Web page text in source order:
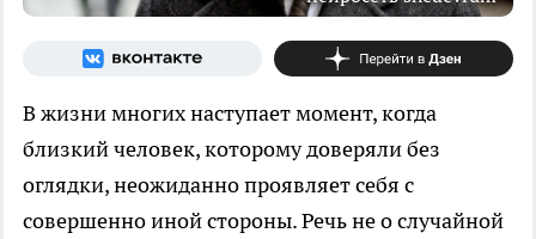
В жизни многих наступает момент, когда
близкий человек, которому доверяли без
оглядки, неожиданно проявляет себя с
совершенно иной стороны. Речь не о случайной